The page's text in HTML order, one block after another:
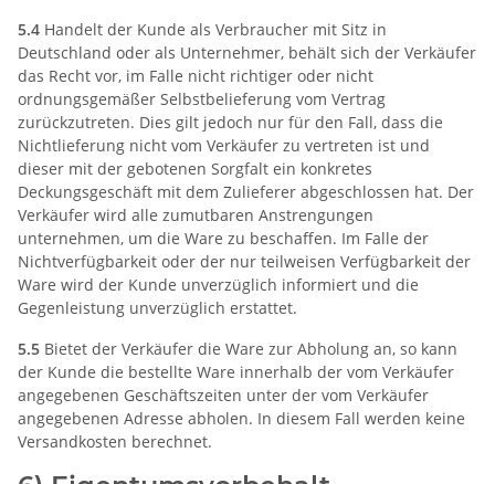
5.4 Handelt der Kunde als Verbraucher mit Sitz in
Deutschland oder als Unternehmer, behält sich der Verkäufer
das Recht vor, im Falle nicht richtiger oder nicht
ordnungsgemäßer Selbstbelieferung vom Vertrag
zurückzutreten. Dies gilt jedoch nur für den Fall, dass die
Nichtlieferung nicht vom Verkäufer zu vertreten ist und
dieser mit der gebotenen Sorgfalt ein konkretes
Deckungsgeschäft mit dem Zulieferer abgeschlossen hat. Der
Verkäufer wird alle zumutbaren Anstrengungen
unternehmen, um die Ware zu beschaffen. Im Falle der
Nichtverfügbarkeit oder der nur teilweisen Verfügbarkeit der
Ware wird der Kunde unverzüglich informiert und die
Gegenleistung unverzüglich erstattet.
5.5 Bietet der Verkäufer die Ware zur Abholung an, so kann
der Kunde die bestellte Ware innerhalb der vom Verkäufer
angegebenen Geschäftszeiten unter der vom Verkäufer
angegebenen Adresse abholen. In diesem Fall werden keine
Versandkosten berechnet.